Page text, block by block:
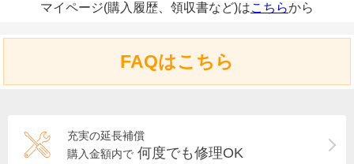
マイページ(購入履歴、領収書など)はこちらから
FAQはこちら
充実の延長補償
購入金額内で 何度でも修理OK